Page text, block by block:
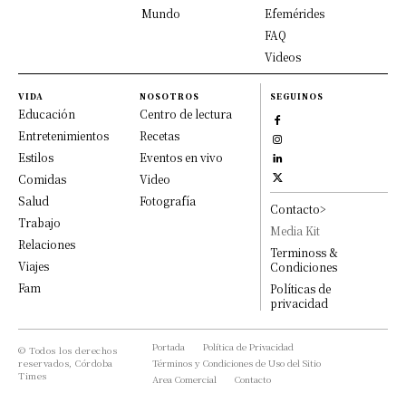
Mundo
Efemérides
FAQ
Videos
VIDA
Educación
Entretenimientos
Estilos
Comidas
Salud
Trabajo
Relaciones
Viajes
Fam
NOSOTROS
Centro de lectura
Recetas
Eventos en vivo
Video
Fotografía
SEGUINOS
Contacto>
Media Kit
Terminoss &
Condiciones
Políticas de
privacidad
© Todos los derechos
reservados, Córdoba
Times
Portada
Política de Privacidad
Términos y Condiciones de Uso del Sitio
Area Comercial
Contacto